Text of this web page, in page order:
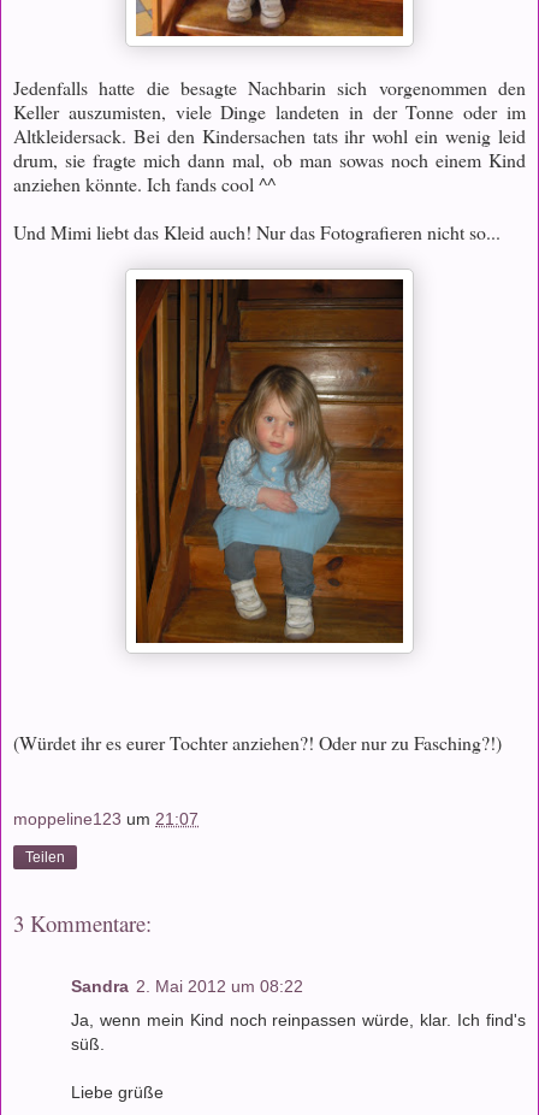
Jedenfalls hatte die besagte Nachbarin sich vorgenommen den
Keller auszumisten, viele Dinge landeten in der Tonne oder im
Altkleidersack. Bei den Kindersachen tats ihr wohl ein wenig leid
drum, sie fragte mich dann mal, ob man sowas noch einem Kind
anziehen könnte. Ich fands cool ^^
Und Mimi liebt das Kleid auch! Nur das Fotografieren nicht so...
(Würdet ihr es eurer Tochter anziehen?! Oder nur zu Fasching?!)
moppeline123 um 21:07
Teilen
3 Kommentare:
Sandra 2. Mai 2012 um 08:22
Ja, wenn mein Kind noch reinpassen würde, klar. Ich find's
süß.
Liebe grüße